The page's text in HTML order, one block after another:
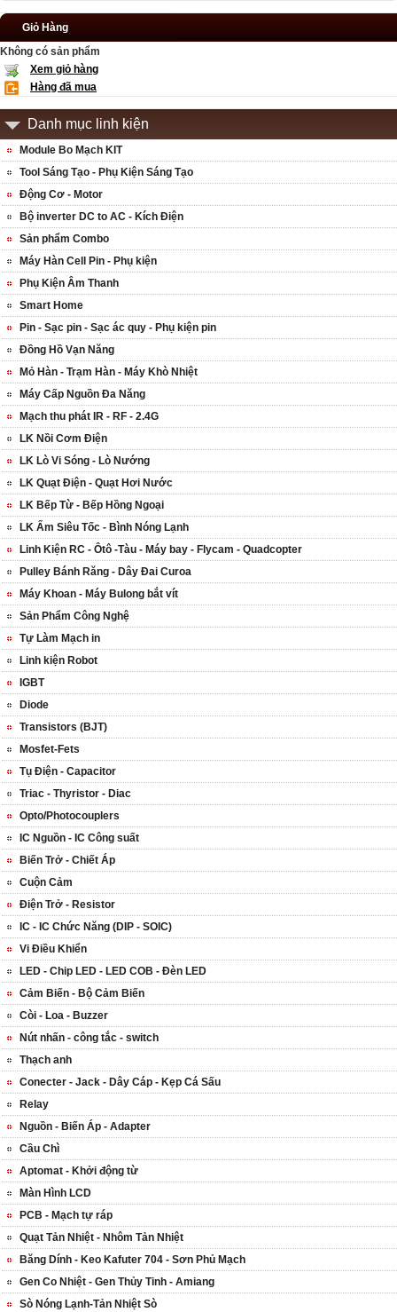
Giỏ Hàng
Không có sản phẩm
Xem giỏ hàng
Hàng đã mua
Danh mục linh kiện
Module Bo Mạch KIT
Tool Sáng Tạo - Phụ Kiện Sáng Tạo
Động Cơ - Motor
Bộ inverter DC to AC - Kích Điện
Sản phẩm Combo
Máy Hàn Cell Pin - Phụ kiện
Phụ Kiện Âm Thanh
Smart Home
Pin - Sạc pin - Sạc ác quy - Phụ kiện pin
Đồng Hồ Vạn Năng
Mỏ Hàn - Trạm Hàn - Máy Khò Nhiệt
Máy Cấp Nguồn Đa Năng
Mạch thu phát IR - RF - 2.4G
LK Nồi Cơm Điện
LK Lò Vi Sóng - Lò Nướng
LK Quạt Điện - Quạt Hơi Nước
LK Bếp Từ - Bếp Hồng Ngoại
LK Ấm Siêu Tốc - Bình Nóng Lạnh
Linh Kiện RC - Ôtô -Tàu - Máy bay - Flycam - Quadcopter
Pulley Bánh Răng - Dây Đai Curoa
Máy Khoan - Máy Bulong bắt vít
Sản Phẩm Công Nghệ
Tự Làm Mạch in
Linh kiện Robot
IGBT
Diode
Transistors (BJT)
Mosfet-Fets
Tụ Điện - Capacitor
Triac - Thyristor - Diac
Opto/Photocouplers
IC Nguồn - IC Công suất
Biến Trở - Chiết Áp
Cuộn Cảm
Điện Trở - Resistor
IC - IC Chức Năng (DIP - SOIC)
Vi Điều Khiển
LED - Chip LED - LED COB - Đèn LED
Cảm Biến - Bộ Cảm Biến
Còi - Loa - Buzzer
Nút nhấn - công tắc - switch
Thạch anh
Conecter - Jack - Dây Cáp - Kẹp Cá Sấu
Relay
Nguồn - Biến Áp - Adapter
Cầu Chì
Aptomat - Khởi động từ
Màn Hình LCD
PCB - Mạch tự ráp
Quạt Tản Nhiệt - Nhôm Tản Nhiệt
Băng Dính - Keo Kafuter 704 - Sơn Phủ Mạch
Gen Co Nhiệt - Gen Thủy Tinh - Amiang
Sò Nóng Lạnh-Tản Nhiệt Sò